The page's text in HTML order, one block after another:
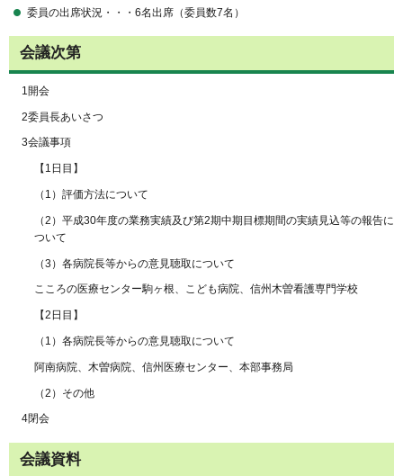
委員の出席状況・・・6名出席（委員数7名）
会議次第
1開会
2委員長あいさつ
3会議事項
【1日目】
（1）評価方法について
（2）平成30年度の業務実績及び第2期中期目標期間の実績見込等の報告に
ついて
（3）各病院長等からの意見聴取について
こころの医療センター駒ヶ根、こども病院、信州木曽看護専門学校
【2日目】
（1）各病院長等からの意見聴取について
阿南病院、木曽病院、信州医療センター、本部事務局
（2）その他
4閉会
会議資料